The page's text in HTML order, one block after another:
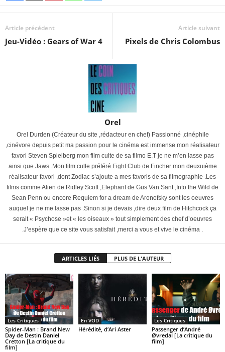
Article précédent
Jeu-Vidéo : Gears of War 4
Article suivant
Pixels de Chris Colombus
Orel
Orel Durden (Créateur du site ,rédacteur en chef) Passionné ,cinéphile
,cinévore depuis petit ma passion pour le cinéma est immense mon réalisateur
favori Steven Spielberg mon film culte de sa filmo E.T je ne m’en lasse pas
ainsi que Jaws .Mon film culte préféré Fight Club de Fincher mon deuxuième
réalisateur favori ,dont Zodiac s’ajoute a mes favoris de sa filmographie .Les
films comme Alien de Ridley Scott ,Elephant de Gus Van Sant ,Into the Wild de
Sean Penn ou encore Requiem for a dream de Aronofsky sont les oeuvres
auquel je ne me lasse pas .Sinon si je devais ,dire deux film de Hitchcock ça
serait « Psychose »et « les oiseaux » tout simplement des chef d’oeuvres
.J’espère que ce site vous satisfait ,merci a vous et vive le cinéma .
ARTICLES LIÉS PLUS DE L'AUTEUR
Les Critiques
Spider-Man : Brand New
Day de Destin Daniel
Cretton [La critique du
film]
En VOD
Hérédité, d’Ari Aster
Les Critiques
Passenger d’André
Øvredal [La critique du
film]